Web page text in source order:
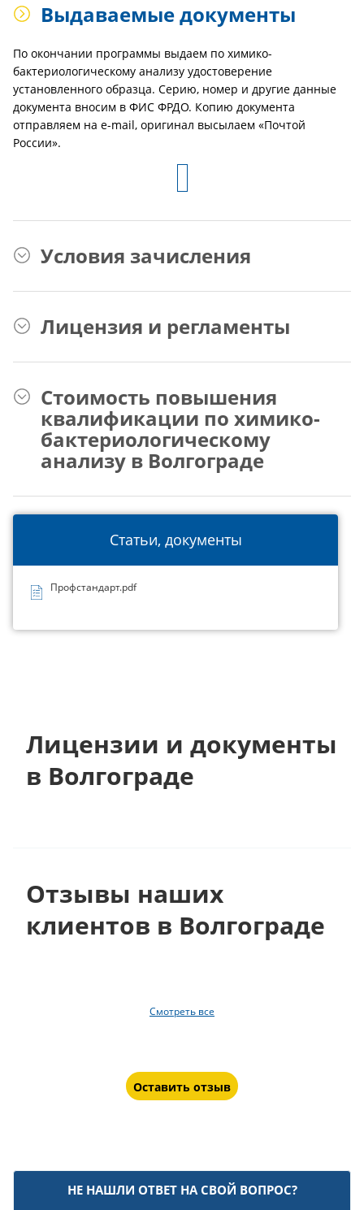
Статьи, документы
Профстандарт.pdf
Выдаваемые документы
По окончании программы выдаем по химико-
бактериологическому анализу удостоверение
установленного образца. Серию, номер и другие данные
документа вносим в ФИС ФРДО. Копию документа
отправляем на e-mail, оригинал высылаем «Почтой
России».
Условия зачисления
Лицензия и регламенты
Стоимость повышения
квалификации по химико-
бактериологическому
анализу в Волгограде
Лицензии и документы
в Волгограде
Отзывы наших
клиентов в Волгограде
Смотреть все
Оставить отзыв
НЕ НАШЛИ ОТВЕТ НА СВОЙ ВОПРОС?